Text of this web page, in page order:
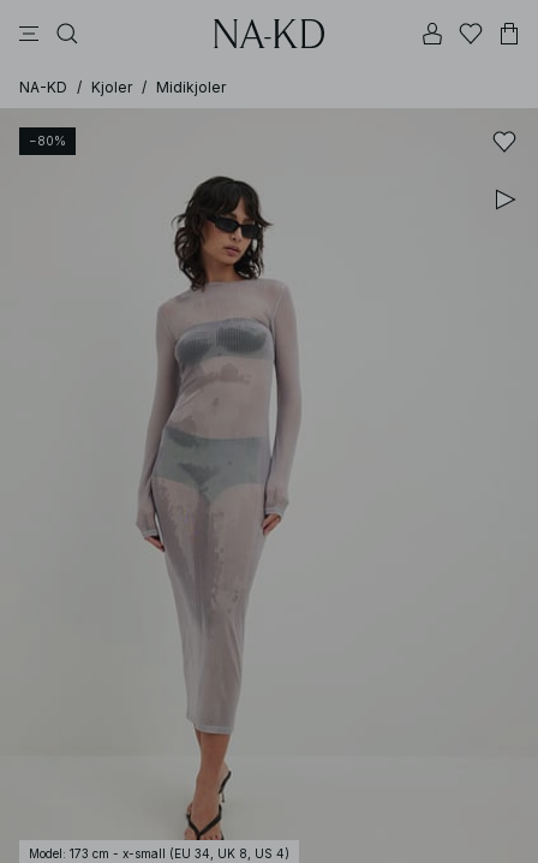
NA-KD / Kjoler / Midikjoler
−80%
Model : 173 cm - x-small (EU 34, UK 8, US 4)